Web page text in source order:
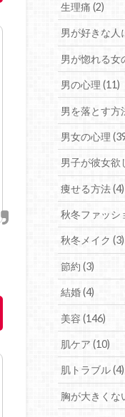
生理痛 (2)
男が好きな人
男が惚れる女
男の心理 (11)
男を落とす方
男女の心理
男子が彼女欲
痩せる方法 (4)
秋冬ファッシ
秋冬メイク (3)
節約 (3)
結婚 (4)
美容 (146)
肌ケア (10)
肌トラブル (4)
胸が大きくな